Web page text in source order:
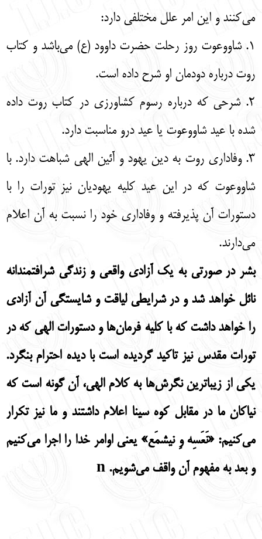
می‌کنند و این امر علل مختلفی دارد:
1. شاووعوت روز رحلت حضرت داوود (ع) می‌باشد و کتاب
روت درباره دودمان او شرح داده است.
2. شرحی که درباره رسوم کشاورزی در کتاب روت داده
شده با عید شاووعوت یا عید درو مناسبت دارد.
3. وفاداری روت به دین یهود و آئین الهی شباهت دارد. با
شاووعوت که در این عید کلیه یهودیان نیز تورات را با
دستورات آن پذیرفته و وفاداری خود را نسبت به آن اعلام
می‌دارند.
بشر در صورتی به یک آزادی واقعی و زندگی شرافتمندانه
نائل خواهد شد و در شرایطی لیاقت و شایستگی آن آزادی
را خواهد داشت که با کلیه‌ فرمان‌ها و دستورات الهی که در
تورات مقدس نیز تاکید گردیده است با دیده احترام بنگرد.
یکی از زیباترین نگرش‌ها به کلام الهی، آن گونه است که
نیاکان ما در مقابل کوه سینا اعلام داشتند و ما نیز تکرار
می‌کنیم: «نَعَسِه وِ نیشمَع» یعنی اوامر خدا را اجرا می‌کنیم
و بعد به مفهوم آن واقف می‌شویم. n